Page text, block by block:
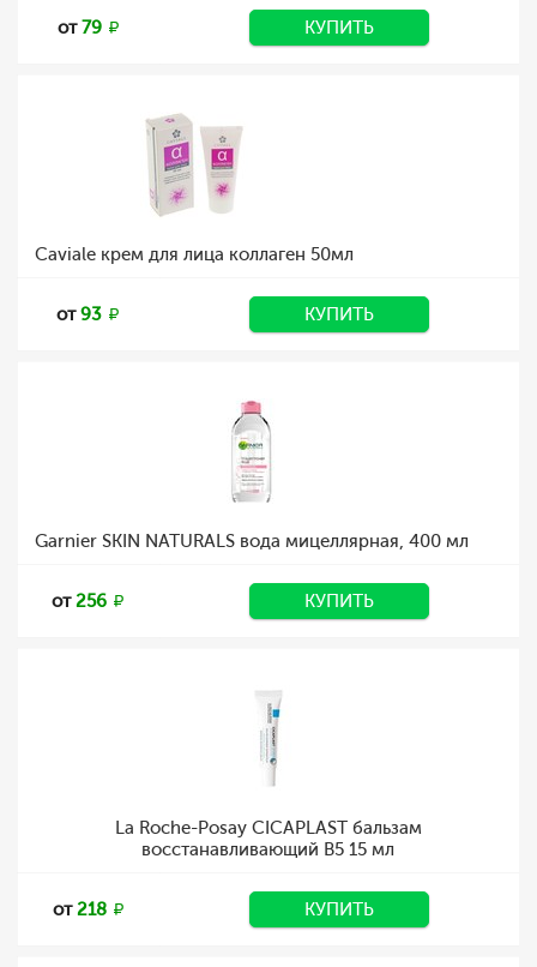
от79 КУПИТЬ
Caviale крем для лица коллаген 50мл
от93 КУПИТЬ
Garnier SKIN NATURALS вода мицеллярная, 400 мл
от256 КУПИТЬ
La Roche-Posay CICAPLAST бальзам
восстанавливающий B5 15 мл
от218 КУПИТЬ